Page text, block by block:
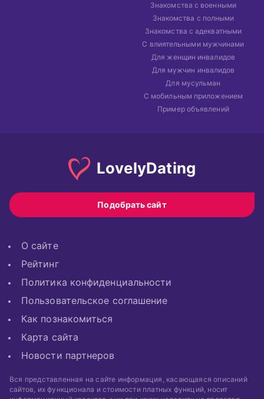
Знакомства с военными
Знакомства с полными
Знакомства с адекватными
С влиятельными мужчинами
Для женщин инвалидов
Для мужчин инвалидов
Для мусульман
С мобильным приложением
Пример объявлений
LovelyDating
Подобрать сайт
О сайте
Рейтинг
Политика конфиденциальности
Пользовательское соглашение
Как познакомиться
Карта сайта
Новости партнеров
Вся представленная на сайте информация, касающаяся описаний
сайтов, их функционала и стоимости платных функций, носит